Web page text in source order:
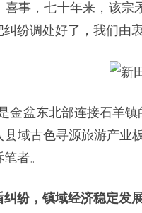
喜事，七十年来，该
纷调处好了，我们由
金盆东北部连接石羊
县域古色寻源旅游产业
者。
纠纷，镇域经济稳定发